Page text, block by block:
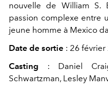
nouvelle de William S.
passion complexe entre
jeune homme à Mexico
Date de sortie : 26 février
Casting : Daniel
Schwartzman, Lesley